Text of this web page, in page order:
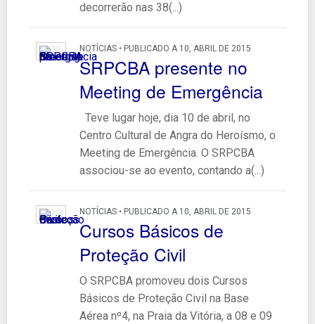
decorrerão nas 38(...)
NOTÍCIAS • PUBLICADO A 10, ABRIL DE 2015
SRPCBA presente no
Meeting de Emergência
Teve lugar hoje, dia 10 de abril, no
Centro Cultural de Angra do Heroísmo, o
Meeting de Emergência. O SRPCBA
associou-se ao evento, contando a(...)
NOTÍCIAS • PUBLICADO A 10, ABRIL DE 2015
Cursos Básicos de
Proteção Civil
O SRPCBA promoveu dois Cursos
Básicos de Proteção Civil na Base
Aérea nº4, na Praia da Vitória, a 08 e 09